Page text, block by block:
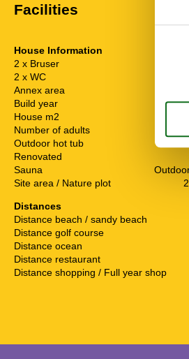
Facilities
House Information
2 x Bruser
2 x WC
Annex area
Build year
House m2
Number of adults
Outdoor hot tub
Renovated
Sauna
Site area / Nature plot
Distances
Distance beach / sandy beach
Distance golf course
Distance ocean
Distance restaurant
Distance shopping / Full year shop